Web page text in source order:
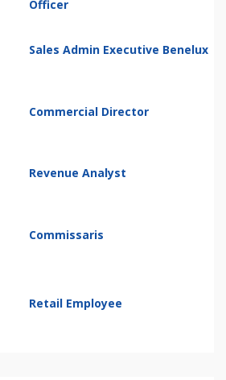
Officer
Sales Admin Executive Benelux
Commercial Director
Revenue Analyst
Commissaris
Retail Employee